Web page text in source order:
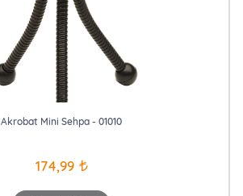
Akrobat Mini Sehpa - 01010
174,99